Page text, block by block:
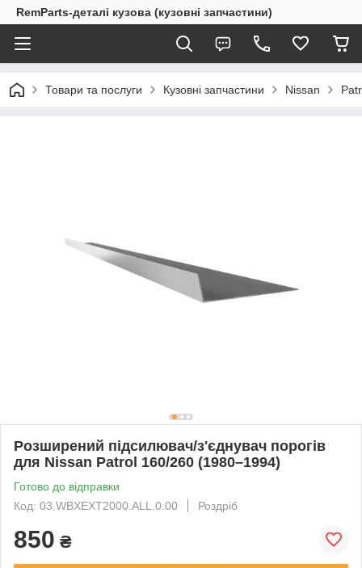
RemParts-деталі кузова (кузовні запчастини)
Товари та послуги Кузовні запчастини Nissan
Розширений підсилювач/з'єднувач порогів
для Nissan Patrol 160/260 (1980–1994)
Готово до відправки
Код: 03.WBXEXT2000.ALL.0.00
Роздріб
850 ₴